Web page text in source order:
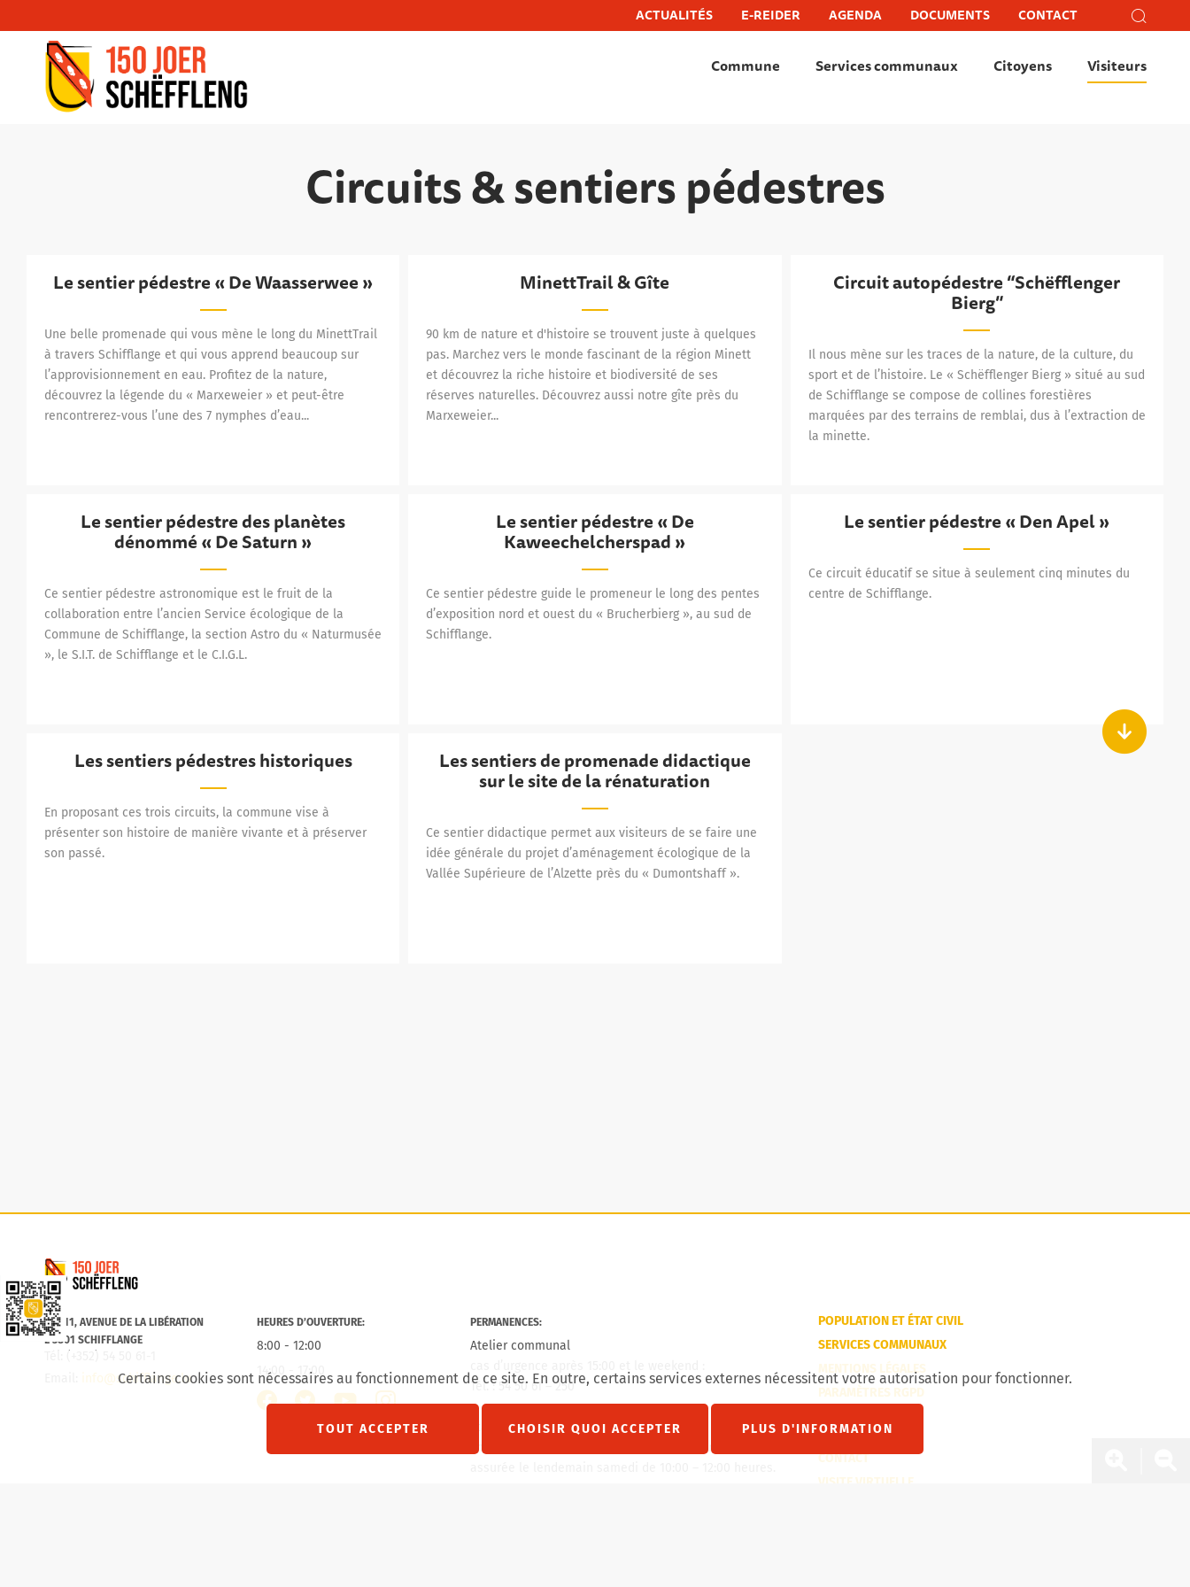
Lien vers la Schëfflenger CityApp
Schifflange, schifflange-logo, gemeng schëfflenge, commune de schifflange
ACTUALITÉS E-REIDER AGENDA DOCUMENTS CONTACT
Commune Services communaux Citoyens Visiteurs
Circuits & sentiers pédestres
Le sentier pédestre « De Waasserwee »
Le sentier pédestre « De Waasserwee »
Une belle promenade qui vous mène le long du MinettTrail
à travers Schifflange et qui vous apprend beaucoup sur
l’approvisionnement en eau. Profitez de la nature,
découvrez la légende du « Marxeweier » et peut-être
rencontrerez-vous l’une des 7 nymphes d’eau...
MinettTrail & GîteMinettTrail & Gîte
90 km de nature et d'histoire se trouvent juste à quelques
pas. Marchez vers le monde fascinant de la région Minett
et découvrez la riche histoire et biodiversité de ses
réserves naturelles. Découvrez aussi notre gîte près du
Marxeweier...
Circuit autopédestre “Schëfflenger Bierg”
Circuit autopédestre “Schëfflenger
Bierg”
Il nous mène sur les traces de la nature, de la culture, du
sport et de l’histoire. Le « Schëfflenger Bierg » situé au sud
de Schifflange se compose de collines forestières
marquées par des terrains de remblai, dus à l’extraction de
la minette.
Le sentier pédestre des planètes dénommé « De Saturn »
Le sentier pédestre des planètes
dénommé « De Saturn »
Ce sentier pédestre astronomique est le fruit de la
collaboration entre l’ancien Service écologique de la
Commune de Schifflange, la section Astro du « Naturmusée
», le S.I.T. de Schifflange et le C.I.G.L.
Le sentier pédestre « De Kaweechelcherspad »
Le sentier pédestre « De
Kaweechelcherspad »
Ce sentier pédestre guide le promeneur le long des pentes
d’exposition nord et ouest du « Brucherbierg », au sud de
Schifflange.
Le sentier pédestre « Den Apel »
Le sentier pédestre « Den Apel »
Ce circuit éducatif se situe à seulement cinq minutes du
centre de Schifflange.
Les sentiers pédestres historiques
Les sentiers pédestres historiques
En proposant ces trois circuits, la commune vise à
présenter son histoire de manière vivante et à préserver
son passé.
Les sentiers de promenade didactique sur le site de la rénaturation
Les sentiers de promenade didactique
sur le site de la rénaturation
Ce sentier didactique permet aux visiteurs de se faire une
idée générale du projet d’aménagement écologique de la
Vallée Supérieure de l’Alzette près du « Dumontshaff ».
B.P. 11, AVENUE DE LA LIBÉRATION
L-3801 SCHIFFLANGE
info@schifflange.lu
HEURES D’OUVERTURE:
8:00 - 12:00
14:00 - 17:00
youtube
PERMANENCES:
Atelier communal
Tél. : 54 50 61 – 250
État civil
En cas de jour férie un vendredi, permanence décès
POPULATION ET ÉTAT CIVIL
SERVICES COMMUNAUX
MENTIONS LÉGALES
PARAMÈTRES RGPD
CONTACT
VISITE VIRTUELLE
Certains cookies sont nécessaires au fonctionnement de ce site. En outre, certains services externes nécessitent votre autorisation pour fonctionner.
TOUT ACCEPTER CHOISIR QUOI ACCEPTER PLUS D'INFORMATION